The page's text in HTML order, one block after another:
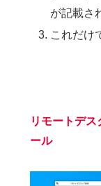
が記載さ
これだけ
リモートデ
ール